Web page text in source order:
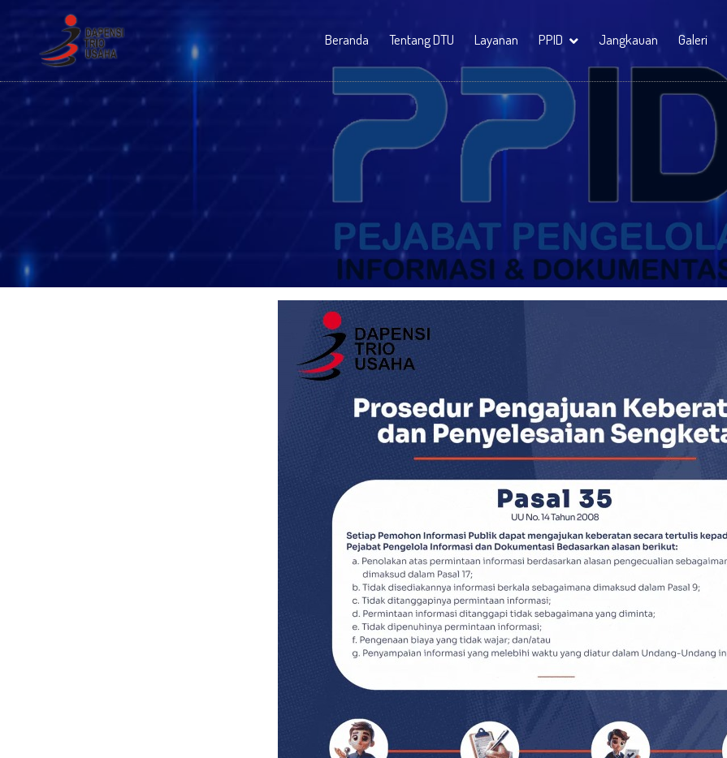
Beranda Tentang DTU Layanan PPID Jangkauan Galeri